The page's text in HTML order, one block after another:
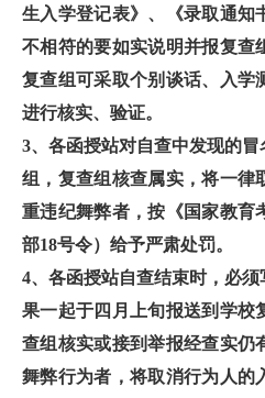
生入学登记表》、《录取通知
不相符的要如实说明并报复查
复查组可采取个别谈话、入学
进行核实、验证。
3、各函授站对自查中发现的
组，复查组核查属实，将一律
重违纪舞弊者，按《国家教育
部18号令）给予严肃处罚。
4、各函授站自查结束时，必
果一起于四月上旬报送到学校
查组核实或接到举报经查实仍
舞弊行为者，将取消行为人的